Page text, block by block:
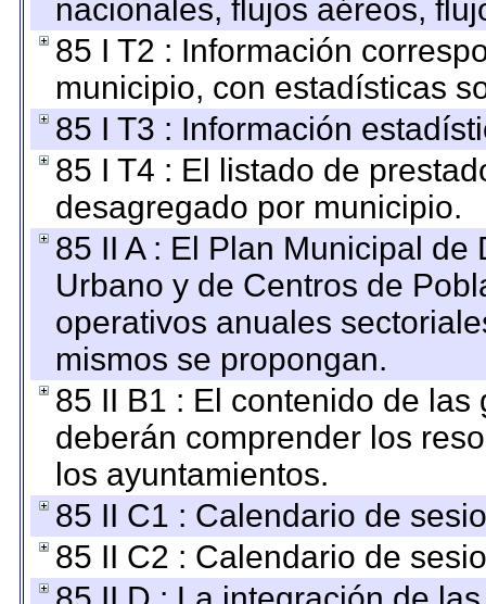
nacionales, flujos aéreos,
85 I T2 : Información
municipio, con estadísticas
85 I T3 : Información
85 I T4 : El listado de
desagregado por municipio.
85 II A : El Plan Municipal
Urbano y de Centros de
operativos anuales
mismos se propongan.
85 II B1 : El contenido de
deberán comprender los
los ayuntamientos.
85 II C1 : Calendario de
85 II C2 : Calendario de